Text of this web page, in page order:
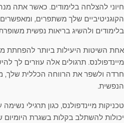
חיוני להצלחה בלימודים. כאשר אתה
הקוגניטיביים שלך משתפרים,
בלימודים ולהשיג בריאות נפשית
אחת השיטות היעילות ביותר להפחתת
מיינדפולנס. תרגולים אלה עוזרים לך
חרדה ולשפר את הרווחה הכללית שלך,
הנפשית.
טכניקות מיינדפולנס, כגון תרגילי
יכולות להשתלב בקלות בשגרת